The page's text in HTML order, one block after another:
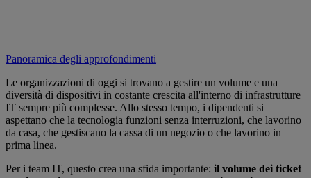
Panoramica degli approfondimenti
Le organizzazioni di oggi si trovano a gestire un volume e una
diversità di dispositivi in costante crescita all'interno di infrastrutture
IT sempre più complesse. Allo stesso tempo, i dipendenti si
aspettano che la tecnologia funzioni senza interruzioni, che lavorino
da casa, che gestiscano la cassa di un negozio o che lavorino in
prima linea.
Per i team IT, questo crea una sfida importante: il volume dei ticket